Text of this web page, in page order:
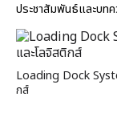
ประชาสัมพันธ์และบท
Loading Dock
กส์